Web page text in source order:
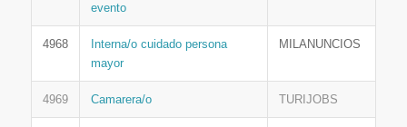
evento
4968
Interna/o cuidado persona
mayor
MILANUNCIOS
4969 Camarera/o TURIJOBS